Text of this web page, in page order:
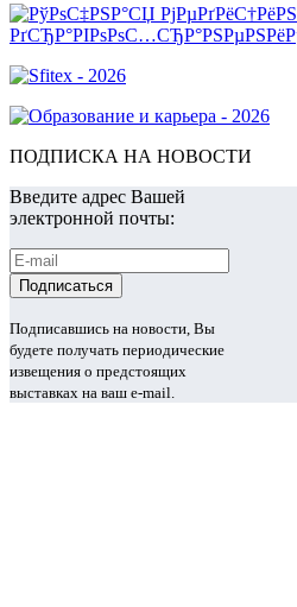
ПОДПИСКА НА НОВОСТИ
Введите адрес Вашей
электронной почты:
Подписавшись на новости, Вы
будете получать периодические
извещения о предстоящих
выставках на ваш e-mail.